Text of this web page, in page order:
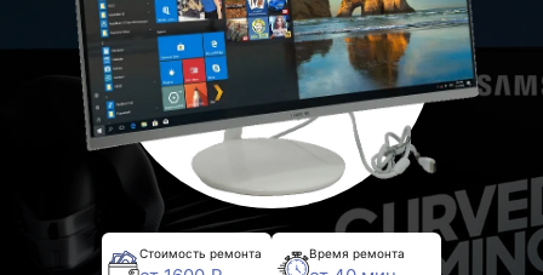
Стоимость ремонта Время ремонта